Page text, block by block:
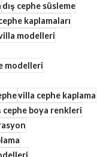
dış cephe süsleme
kaplamaları
modelleri
modelleri
villa cephe kaplama
cephe boya renkleri